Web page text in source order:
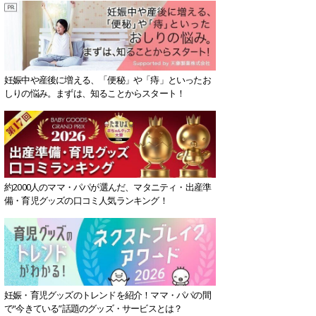
妊娠中や産後に増える、「便秘」や「痔」といったお
しりの悩み。まずは、知ることからスタート！
約2000人のママ・パパが選んだ、マタニティ・出産準
備・育児グッズの口コミ人気ランキング！
妊娠・育児グッズのトレンドを紹介！ママ・パパの間
で“今きている”話題のグッズ・サービスとは？